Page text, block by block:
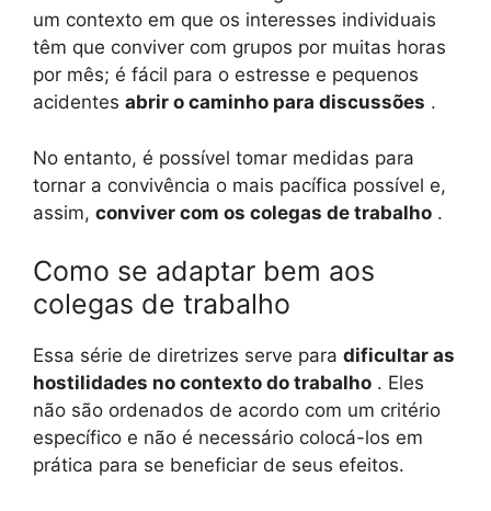
um contexto em que os interesses individuais
têm que conviver com grupos por muitas horas
por mês; é fácil para o estresse e pequenos
acidentes abrir o caminho para discussões .
No entanto, é possível tomar medidas para
tornar a convivência o mais pacífica possível e,
assim, conviver com os colegas de trabalho .
Como se adaptar bem aos
colegas de trabalho
Essa série de diretrizes serve para dificultar as
hostilidades no contexto do trabalho . Eles
não são ordenados de acordo com um critério
específico e não é necessário colocá-los em
prática para se beneficiar de seus efeitos.